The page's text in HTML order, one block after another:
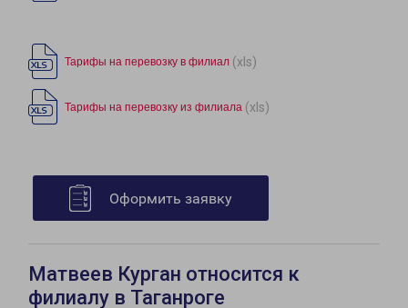
Тарифы на перевозку в филиал (xls)
Тарифы на перевозку из филиала (xls)
Оформить заявку
Матвеев Курган относится к
филиалу в Таганроге